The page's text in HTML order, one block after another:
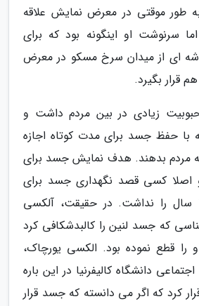
طور موقتی در معرض نمایش علاقه
سرنوشت او اینگونه بود که برای
در گوشه ای از میدان سرخ مسکو در معرض
قرار بگیرد.
زیادی در بین مردم داشت و
با حفظ جسد برای مدت کوتاه اجازه
مردم بدهند. هدف نمایش جسد برای
و اصلا کسی قصد نگهداری جسد برای
مدتی نزدیک به 100 سال را نداشت. در حقیقت، آلکسی
که جسد لنین را کالبدشکافی کرد
قطع نموده بود. الکسی یورچاک،
دانشگاه کالیفرنیا در این باره
کرد که اگر می دانسته که جسد قرار